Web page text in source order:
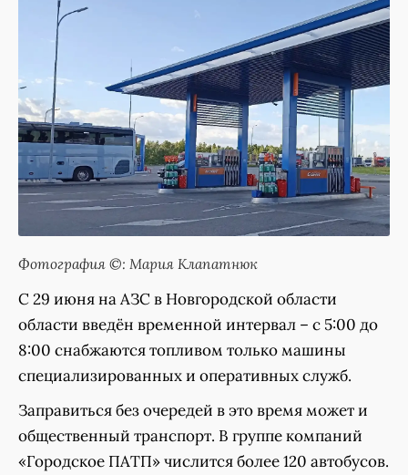
Фотография ©: Мария Клапатнюк
С 29 июня на АЗС в Новгородской области
области введён временной интервал – с 5:00 до
8:00 снабжаются топливом только машины
специализированных и оперативных служб.
Заправиться без очередей в это время может и
общественный транспорт. В группе компаний
«Городское ПАТП» числится более 120 автобусов.